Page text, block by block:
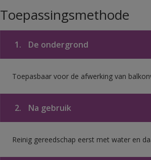
Toepassingsmethode
1. De ondergrond
Toepasbaar voor de afwerking van
2. Na gebruik
Reinig gereedschap eerst met water en